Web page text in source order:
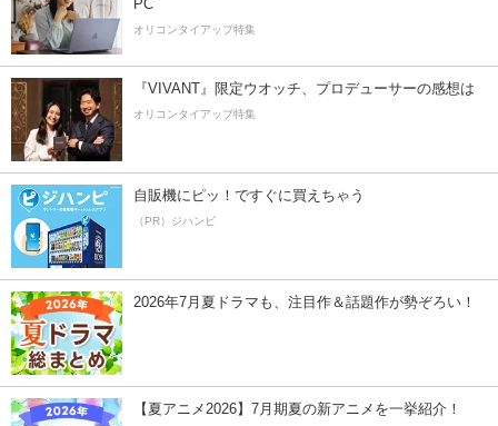
PC
オリコンタイアップ特集
『VIVANT』限定ウオッチ、プロデューサーの感想は
オリコンタイアップ特集
自販機にピッ！ですぐに買えちゃう
（PR）ジハンピ
2026年7月夏ドラマも、注目作＆話題作が勢ぞろい！
【夏アニメ2026】7月期夏の新アニメを一挙紹介！